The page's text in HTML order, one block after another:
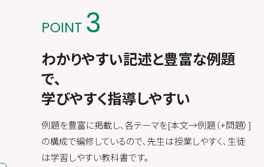
POINT 3
わかりやすい記述と豊富な例題
で、
学びやすく指導しやすい
例題を豊富に掲載し、各テーマを[本文→例題（+問題）]
の構成で編修しているので、先生は授業しやすく、生徒
は学習しやすい教科書です。